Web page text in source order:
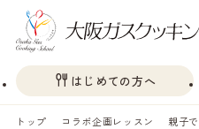
はじめての方へ
トップ コラボ企画レッスン 親子